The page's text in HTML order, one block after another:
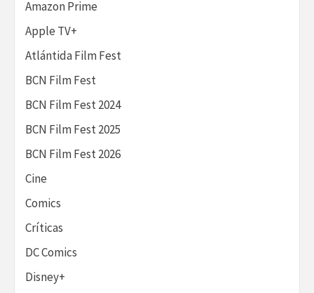
Amazon Prime
Apple TV+
Atlántida Film Fest
BCN Film Fest
BCN Film Fest 2024
BCN Film Fest 2025
BCN Film Fest 2026
Cine
Comics
Críticas
DC Comics
Disney+